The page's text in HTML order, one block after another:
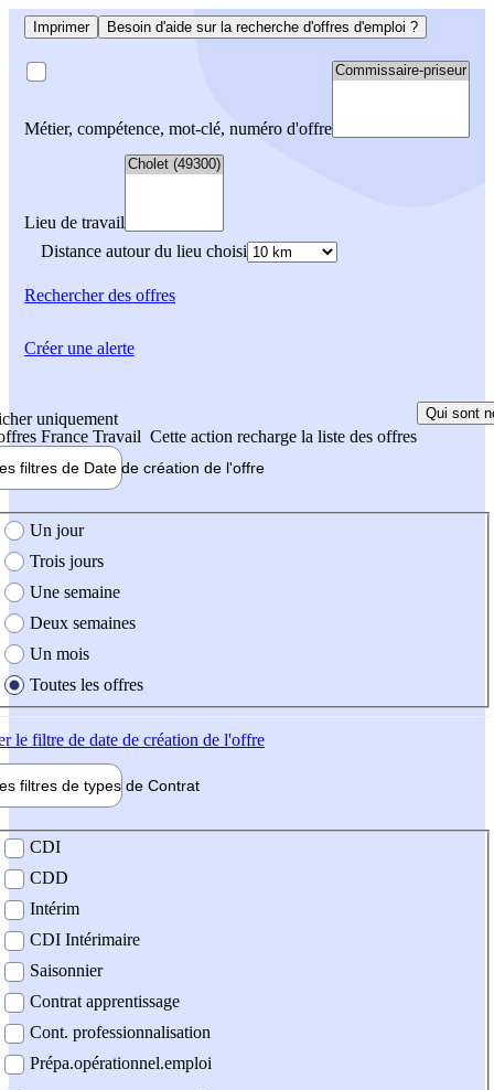
Imprimer Besoin d'aide sur la recherche d'offres d'emploi ?
Métier, compétence, mot-clé, numéro d'offre
Lieu de travail
Distance autour du lieu choisi
Rechercherdes offres
uniquement
France Travail Cette action recharge la liste des offres
Qui sont
filtres de Date de création de l'offre
création de l'offre
Un jour
Trois jours
Une semaine
Deux semaines
Un mois
Toutes les offres
le filtre de date de création de l'offre
filtres de types de Contrat
contrat
CDI
CDD
Intérim
CDI Intérimaire
Saisonnier
Contrat apprentissage
Cont. professionnalisation
Prépa.opérationnel.emploi
Créer une alerte